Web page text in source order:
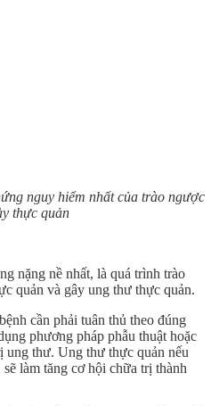
nguy hiểm nhất của trào ngược
thực quản
nặng nề nhất, là quá trình trào
quản và gây ung thư thực quản.
cần phải tuân thủ theo đúng
phương pháp phẫu thuật hoặc
ung thư. Ung thư thực quản nếu
làm tăng cơ hội chữa trị thành